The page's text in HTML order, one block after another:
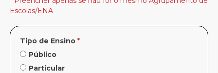
Escolas/ENA
Tipo de Ensino *
Público
Particular